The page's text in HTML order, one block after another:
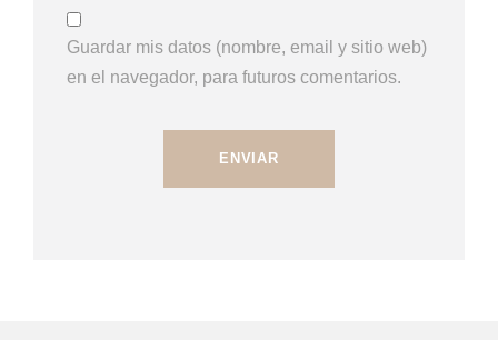
Guardar mis datos (nombre, email y sitio web)
en el navegador, para futuros comentarios.